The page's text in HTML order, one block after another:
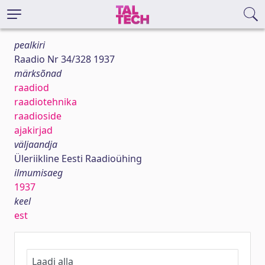
pealkiri
Raadio Nr 34/328 1937
märksõnad
raadiod
raadiotehnika
raadioside
ajakirjad
väljaandja
Üleriikline Eesti Raadioühing
ilmumisaeg
1937
keel
est
Laadi alla